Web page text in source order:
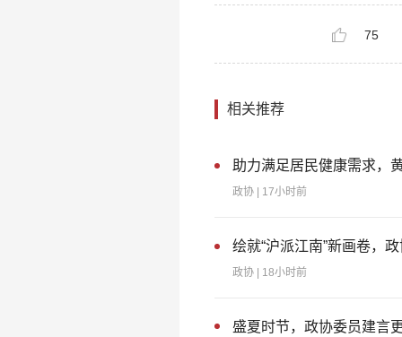
75
相关推荐
助力满足居民健康需求，
政协 | 17小时前
绘就“沪派江南”新画卷，
政协 | 18小时前
盛夏时节，政协委员建言